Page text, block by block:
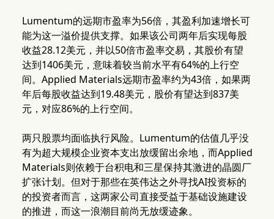
Lumentum的远期市盈率为56倍，其盈利加速增长可
能为这一溢价提供支撑。如果该公司两年后实现每股
收益28.12美元，并以50倍市盈率交易，其股价有望
达到1406美元，意味着较当前水平有64%的上行空
间。Applied Materials远期市盈率约为43倍，如果两
年后每股收益达到19.48美元，股价有望达到837美
元，对应86%的上行空间。
两只股票均面临执行风险。Lumentum的估值几乎没
有为超大规模企业资本支出放缓留出余地，而Applied
Materials则依赖于台积电和三星保持其激进的晶圆厂
扩张计划。但对于那些在英伟达之外寻找AI投资标的
的投资者而言，这两家公司直接受益于基础设施建设
的推进，而这一浪潮目前尚无放缓迹象。